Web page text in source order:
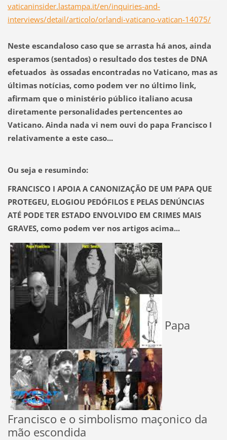
vaticaninsider.lastampa.it/en/inquiries-and-
interviews/detail/articolo/orlandi-vaticano-vatican-14075/
Neste escandaloso caso que se arrasta há anos, ainda
esperamos (sentados) o resultado dos testes de DNA
efetuados às ossadas encontradas no Vaticano, mas as
últimas notícias, como podem ver no último link,
afirmam que o ministério público italiano acusa
diretamente personalidades pertencentes ao
Vaticano. Ainda nada vi nem ouvi do papa Francisco I
relativamente a este caso...
Ou seja e resumindo:
FRANCISCO I APOIA A CANONIZAÇÃO DE UM PAPA QUE
PROTEGEU, ELOGIOU PEDÓFILOS E PELAS DENÚNCIAS
ATÉ PODE TER ESTADO ENVOLVIDO EM CRIMES MAIS
GRAVES,como podem ver nos artigos acima...
Papa
Francisco e o simbolismo maçonico da
mão escondida